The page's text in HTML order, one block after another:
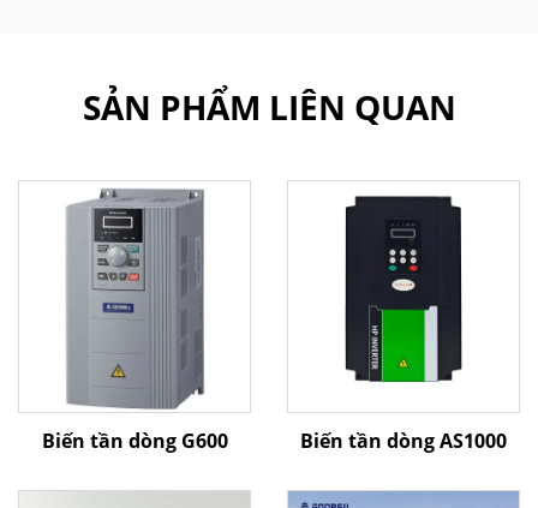
SẢN PHẨM LIÊN QUAN
Biến tần dòng G600 Biến tần dòng AS1000